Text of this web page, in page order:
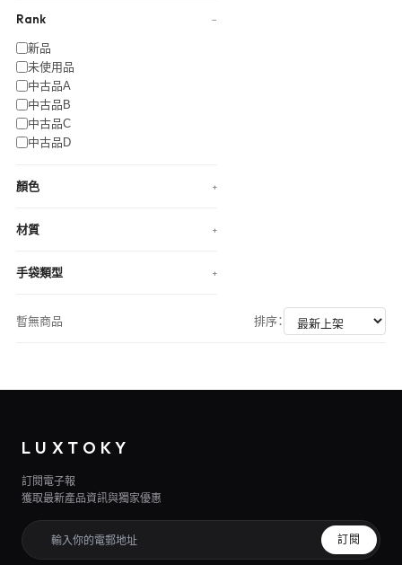
Rank −
新品
未使用品
中古品A
中古品B
中古品C
中古品D
顏色 +
材質 +
手袋類型 +
暫無商品 排序：
LUXTOKY
訂閱電子報
獲取最新產品資訊與獨家優惠
訂閱